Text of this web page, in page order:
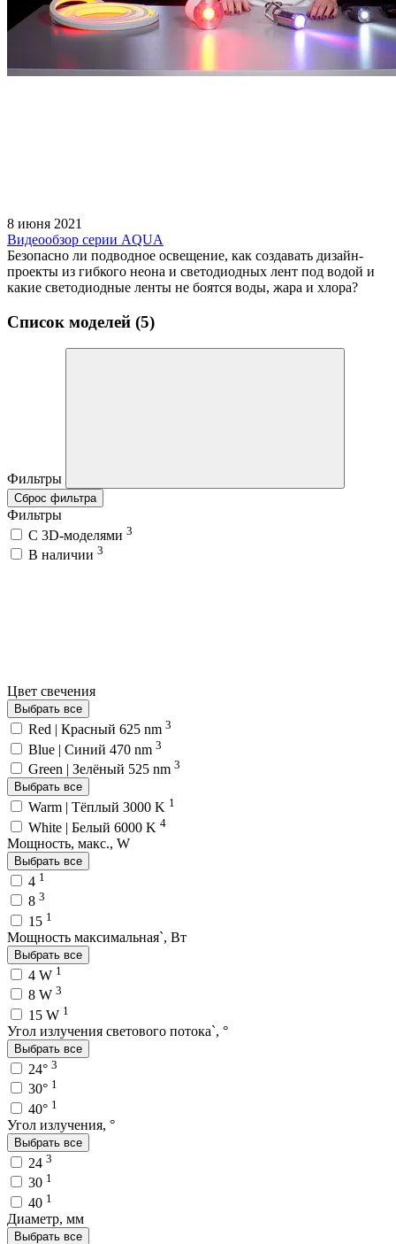
8 июня 2021
Видеообзор серии AQUA
Безопасно ли подводное освещение, как создавать дизайн-
проекты из гибкого неона и светодиодных лент под водой и
какие светодиодные ленты не боятся воды, жара и хлора?
Список моделей (5)
Фильтры
Сброс фильтра
Фильтры
C 3D-моделями 3
В наличии 3
Цвет свечения
Выбрать все
Red | Красный 625 nm 3
Blue | Синий 470 nm 3
Green | Зелёный 525 nm 3
Выбрать все
Warm | Тёплый 3000 K 1
White | Белый 6000 K 4
Мощность, макс., W
Выбрать все
4 1
8 3
15 1
Мощность максимальная`, Вт
Выбрать все
4 W 1
8 W 3
15 W 1
Угол излучения светового потока`, °
Выбрать все
24° 3
30° 1
40° 1
Угол излучения, °
Выбрать все
24 3
30 1
40 1
Диаметр, мм
Выбрать все